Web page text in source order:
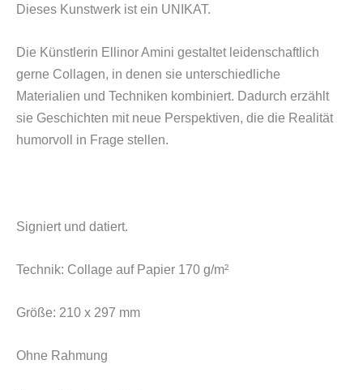
Dieses Kunstwerk ist ein UNIKAT.
Die Künstlerin Ellinor Amini gestaltet leidenschaftlich
gerne Collagen, in denen sie unterschiedliche
Materialien und Techniken kombiniert. Dadurch erzählt
sie Geschichten mit neue Perspektiven, die die Realität
humorvoll in Frage stellen.
Signiert und datiert.
Technik: Collage auf Papier 170 g/m²
Größe: 210 x 297 mm
Ohne Rahmung